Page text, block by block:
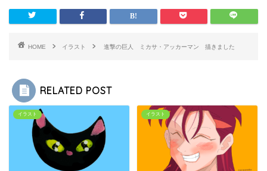
HOME イラスト 進撃の巨人 ミカサ・アッカーマン 描きました
RELATED POST
イラスト イラスト